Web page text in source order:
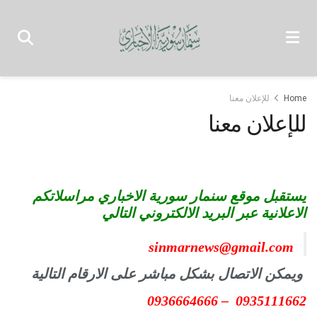
Home للإعلان معنا
للإعلان معنا
يستقبل موقع سنمار سورية الاخباري مراسلاتكم
الاعلانية عبر البريد الالكتروني التالي
sinmarnews@gmail.com
ويمكن الاتصال بشكل مباشر على الارقام التالية
0935111662 – 0936664666